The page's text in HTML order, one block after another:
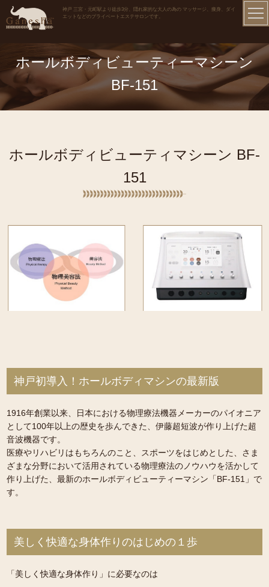
神戸 三宮・元町駅より徒歩3分、隠れ家的な大人の為の マッサージ、痩身、ダイ
エットなどのプライベートエステサロンです。
ホールボディビューティーマシーン
BF-151
ホールボディビューティマシーン BF-
151
神戸初導入！ホールボディマシンの最新版
1916年創業以来、日本における物理療法機器メーカーのパイオニア
として100年以上の歴史を歩んできた、伊藤超短波が作り上げた超
音波機器です。
医療やリハビリはもちろんのこと、スポーツをはじめとした、さま
ざまな分野において活用されている物理療法のノウハウを活かして
作り上げた、最新のホールボディビューティーマシン「BF-151」で
す。
美しく快適な身体作りのはじめの１歩
「美しく快適な身体作り」に必要なのは